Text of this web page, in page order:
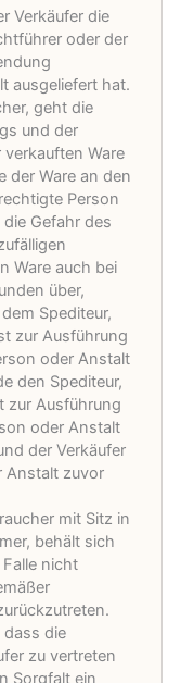
Verkäufer die
oder der
ausgeliefert hat.
geht die
und der
Ware
der Ware an den
Person
Gefahr des
Ware auch bei
über,
Spediteur,
zur Ausführung
oder Anstalt
den Spediteur,
zur Ausführung
oder Anstalt
der Verkäufer
Anstalt zuvor
mit Sitz in
behält sich
nicht
dass die
zu vertreten
Sorgfalt ein